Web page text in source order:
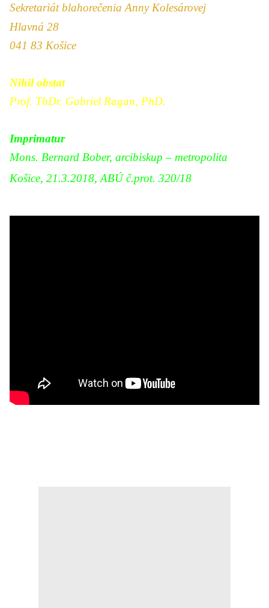
Sekretariát blahorečenia Anny Kolesárovej
Hlavná 28
041 83 Košice
Nihil obstat
Prof. ThDr. Gabriel Ragan, PhD.
Imprimatur
Mons. Bernard Bober, arcibiskup – metropolita
Košice, 21.3.2018, ABÚ č.prot. 320/18